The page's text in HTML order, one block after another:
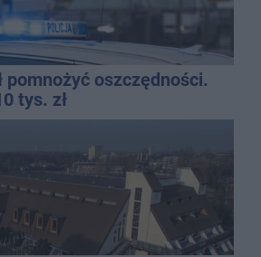
pomnożyć oszczędności.
tys. zł